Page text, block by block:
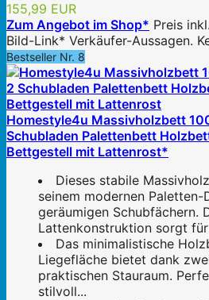
155,99 EUR
Zum Angebot im Shop* Preis
Bild-Link* Verkäufer-Aussagen.
Bestseller Nr. 8
Homestyle4u Massivholzbett
Schubladen Palettenbett
Bettgestell mit Lattenrost*
Dieses stabile
seinem modernen Paletten-
geräumigen Schubfächern.
Lattenkonstruktion sorgt für
Das minimalistische
Liegefläche bietet dank
praktischen Stauraum.
stilvoll...